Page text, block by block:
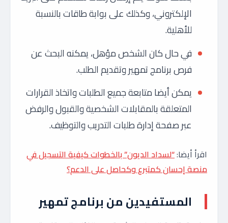
الإلكتروني، وكذلك على بوابة طاقات بالنسبة
للأهلية.
في حال كان الشخص مؤهل، يمكنه البحث عن
فرص برنامج تمهير وتقديم الطلب.
يمكن أيضا متابعة جميع الطلبات واتخاذ القرارات
المتعلقة بالمقابلات الشخصية والقبول والرفض
عبر صفحة إدارة طلبات التدريب والتوظيف.
اقرأ أيضا:“لسداد الديون” بالخطوات كيفية التسجيل في
منصة إحسان كمتبرع وكحاصل على الدعم؟
المستفيدين من برنامج تمهير